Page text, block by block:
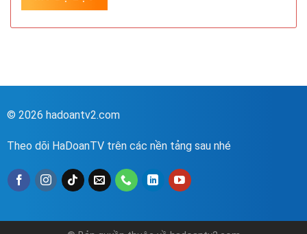
© 2026 hadoantv2.com
Theo dõi HaDoanTV trên các nền tảng sau nhé